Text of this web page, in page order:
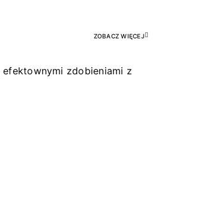
ZOBACZ WIĘCEJ
zdobieniami z